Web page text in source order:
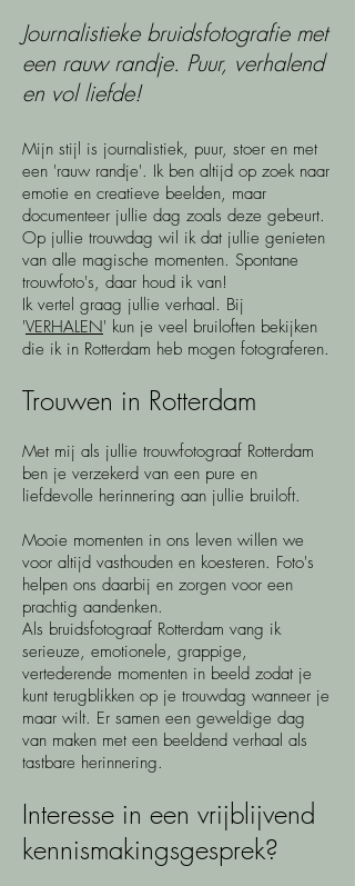
Journalistieke bruidsfotografie met
een rauw randje. Puur, verhalend
en vol liefde!
​​Mijn stijl is journalistiek, puur, stoer en met
een 'rauw randje'. Ik ben altijd op zoek naar
emotie en creatieve beelden, maar
documenteer jullie dag zoals deze gebeurt.
Op jullie trouwdag wil ik dat jullie genieten
van alle magische momenten. Spontane
trouwfoto's, daar houd ik van!
Ik vertel graag jullie verhaal. Bij
'VERHALEN' kun je veel bruiloften bekijken
die ik in Rotterdam heb mogen fotograferen.
Trouwen in Rotterdam
Met mij als jullie trouwfotograaf Rotterdam
ben je verzekerd van een pure en
liefdevolle herinnering aan jullie bruiloft.
Mooie momenten in ons leven willen we
voor altijd vasthouden en koesteren. Foto's
helpen ons daarbij en zorgen voor een
prachtig aandenken.
Als bruidsfotograaf Rotterdam vang ik
serieuze, emotionele, grappige,
vertederende momenten in beeld zodat je
kunt terugblikken op je trouwdag wanneer je
maar wilt. Er samen een geweldige dag
van maken met een beeldend verhaal als
tastbare herinnering.
​​​​​Interesse in een vrijblijvend
kennismakingsgesprek?